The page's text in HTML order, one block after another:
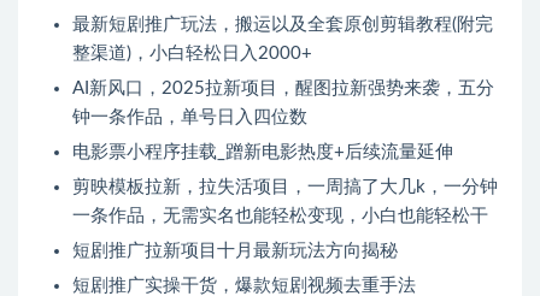
最新短剧推广玩法，搬运以及全套原创剪辑教程(附完
整渠道)，小白轻松日入2000+
AI新风口，2025拉新项目，醒图拉新强势来袭，五分
钟一条作品，单号日入四位数
电影票小程序挂载_蹭新电影热度+后续流量延伸
剪映模板拉新，拉失活项目，一周搞了大几k，一分钟
一条作品，无需实名也能轻松变现，小白也能轻松干
短剧推广拉新项目十月最新玩法方向揭秘
短剧推广实操干货，爆款短剧视频去重手法